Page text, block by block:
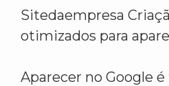
Sitedaempresa
otimizados para
Aparecer no Google